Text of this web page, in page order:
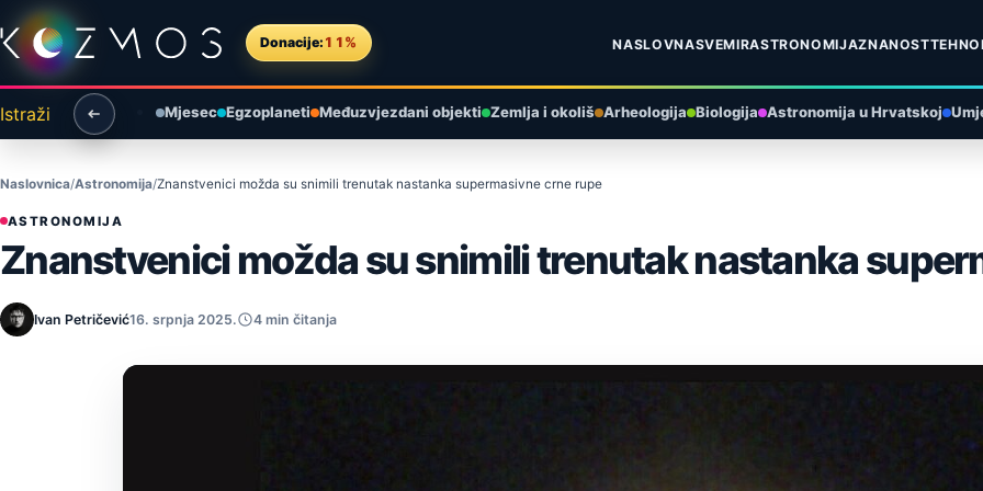
Preskoči na sadržaj
Donacije: 11% NASLOVNASVEMIRASTRONOMIJAZNANOST
Istraži Mjesec Egzoplaneti Međuzvjezdani objekti Zemlja i okoliš Arheologija Biologija Astronomija u Hrvatskoj
Naslovnica Astronomija Znanstvenici možda su snimili trenutak nastanka supermasivne crne rupe
ASTRONOMIJA
Znanstvenici možda su snimili trenutak nastanka
Ivan Petričević16. srpnja 2025. 4 min čitanja